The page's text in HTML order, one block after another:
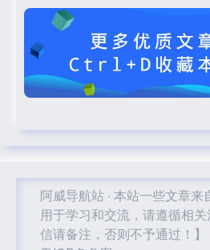
阿威导航站 · 本站一些文章来
用于学习和交流，请遵循相
信请备注，否则不予通过！】